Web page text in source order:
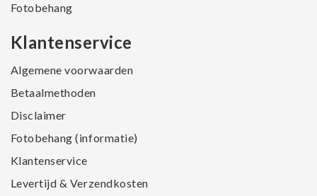
Fotobehang
Klantenservice
Algemene voorwaarden
Betaalmethoden
Disclaimer
Fotobehang (informatie)
Klantenservice
Levertijd & Verzendkosten